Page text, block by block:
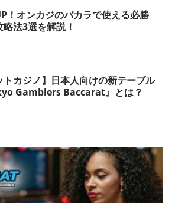
！オンカジのバカラで使える必勝
法3選を解説！
トカジノ】日本人向けの新テーブル
Gamblers Baccarat』とは？